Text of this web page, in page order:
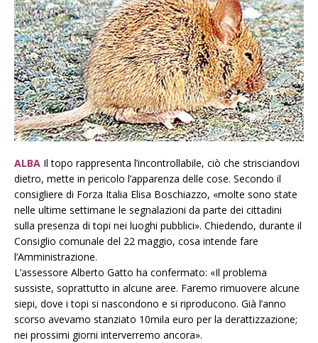
ALBA Il topo rappresenta l’incontrollabile, ciò che strisciandovi
dietro, mette in pericolo l’apparenza delle cose. Secondo il
consigliere di Forza Italia Elisa Boschiazzo, «molte sono state
nelle ultime settimane le segnalazioni da parte dei cittadini
sulla presenza di topi nei luoghi pubblici». Chiedendo, durante il
Consiglio comunale del 22 maggio, cosa intende fare
l’Amministrazione.
L’assessore Alberto Gatto ha confermato: «Il problema
sussiste, soprattutto in alcune aree. Faremo rimuovere alcune
siepi, dove i topi si nascondono e si riproducono. Già l’anno
scorso avevamo stanziato 10mila euro per la derattizzazione;
nei prossimi giorni interverremo ancora».